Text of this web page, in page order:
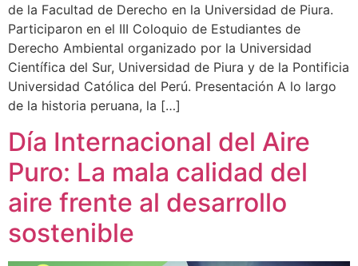
de la Facultad de Derecho en la Universidad de Piura.
Participaron en el III Coloquio de Estudiantes de
Derecho Ambiental organizado por la Universidad
Científica del Sur, Universidad de Piura y de la Pontificia
Universidad Católica del Perú. Presentación A lo largo
de la historia peruana, la […]
Día Internacional del Aire
Puro: La mala calidad del
aire frente al desarrollo
sostenible